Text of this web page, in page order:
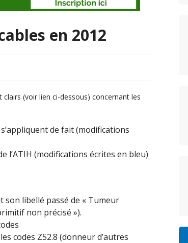
en 2012
(voir lien ci-dessous) concernant les
de fait (modifications
l’ATIH (modifications écrites en bleu)
son libellé passé de « Tumeur
non précisé »).
codes Z52.8 (donneur d’autres